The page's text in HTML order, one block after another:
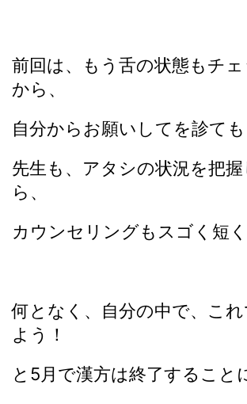
前回は、もう舌の状態もチ
から、
自分からお願いしてを診ても
先生も、アタシの状況を把
ら、
カウンセリングもスゴく短く
何となく、自分の中で、こ
よう！
と5月で漢方は終了すること